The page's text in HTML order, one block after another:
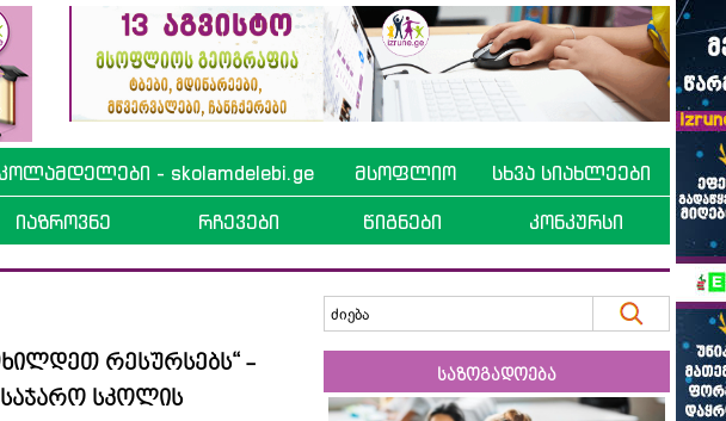
- skolamdelebi.ge მსოფლიო სხვა სიახლეები
იაზროვნე რჩევები წიგნები კონკურსი
რესურსებს“ -
სკოლის
საზოგადოება